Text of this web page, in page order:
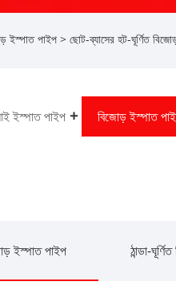
ইস্পাত পাইপ> ছোট-ব্যাসের হট-ঘূর্ণিত
ইস্পাত পাইপ বিজোড় ইস্পাত
ইস্পাত পাইপ ঠান্ডা-